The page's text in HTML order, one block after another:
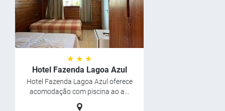
★ ★ ★
Hotel Fazenda Lagoa Azul
Hotel Fazenda Lagoa Azul oferece
acomodação com piscina ao a...